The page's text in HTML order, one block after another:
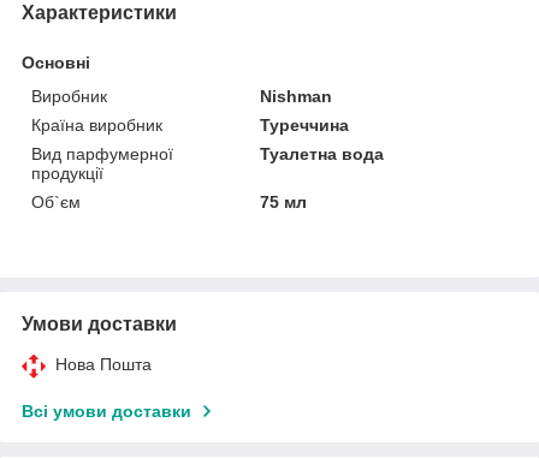
Характеристики
Основні
Виробник
Nishman
Країна виробник
Туреччина
Вид парфумерної
продукції
Туалетна вода
Об`єм 75 мл
Умови доставки
Нова Пошта
Всі умови доставки